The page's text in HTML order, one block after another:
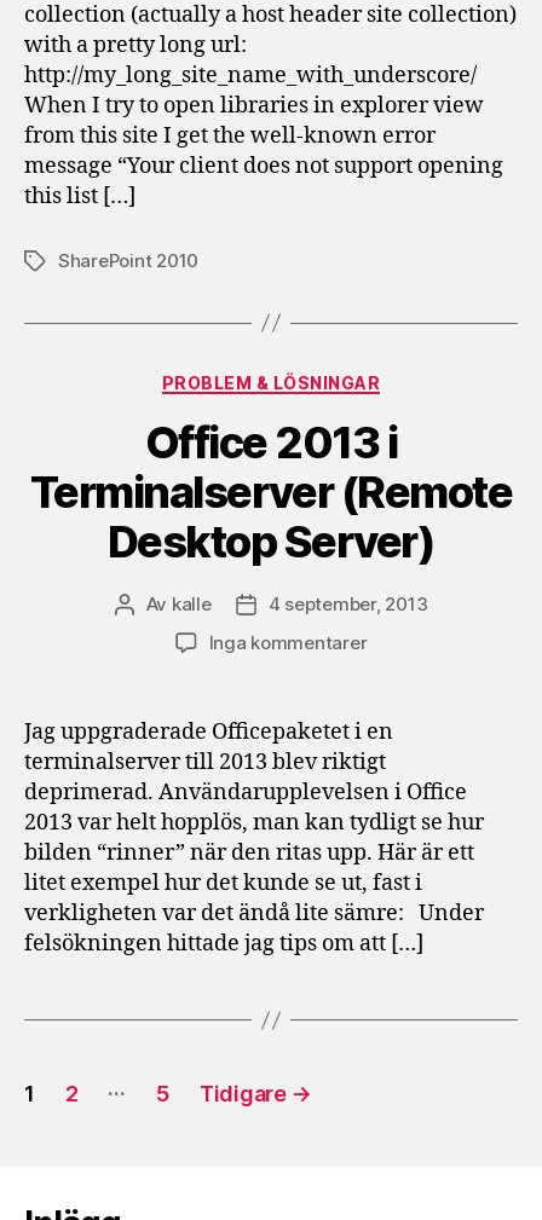
WebDAV
and
SharePoint
2010
collection (actually a host header site collection)
with a pretty long url:
http://my_long_site_name_with_underscore/
When I try to open libraries in explorer view
from this site I get the well-known error
message “Your client does not support opening
this list […]
EtiketterSharePoint 2010
Kategorier
PROBLEM & LÖSNINGAR
Office 2013 i
Terminalserver (Remote
Desktop Server)
Inläggsförfattare
Av kalle Inläggsdatum
4 september, 2013
Inga kommentarertill
i
(Remote
Desktop
Server)
Jag uppgraderade Officepaketet i en
terminalserver till 2013 blev riktigt
deprimerad. Användarupplevelsen i Office
2013 var helt hopplös, man kan tydligt se hur
bilden “rinner” när den ritas upp. Här är ett
litet exempel hur det kunde se ut, fast i
verkligheten var det ändå lite sämre: Under
felsökningen hittade jag tips om att […]
Sidnumrering
1 2 … 5 Tidigare →